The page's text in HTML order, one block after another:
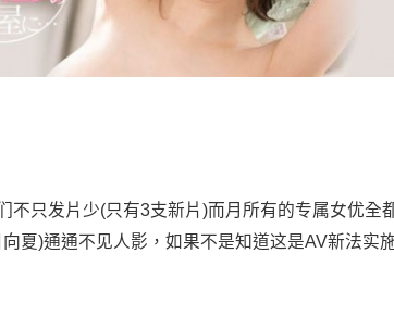
只发片少(只有3支新片)而月所有的专属女优全
夏)通通不见人影，如果不是知道这是AV新法实